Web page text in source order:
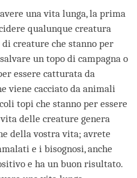
una vita lunga, la prima
qualunque creatura
creature che stanno per
un topo di campagna o
essere catturata da
viene cacciato da animali
topi che stanno per essere
delle creature genera
della vostra vita; avrete
e i bisognosi, anche
e ha un buon risultato.